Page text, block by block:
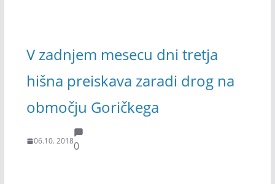
V zadnjem mesecu dni tretja
hišna preiskava zaradi drog na
območju Goričkega
06.10. 20180